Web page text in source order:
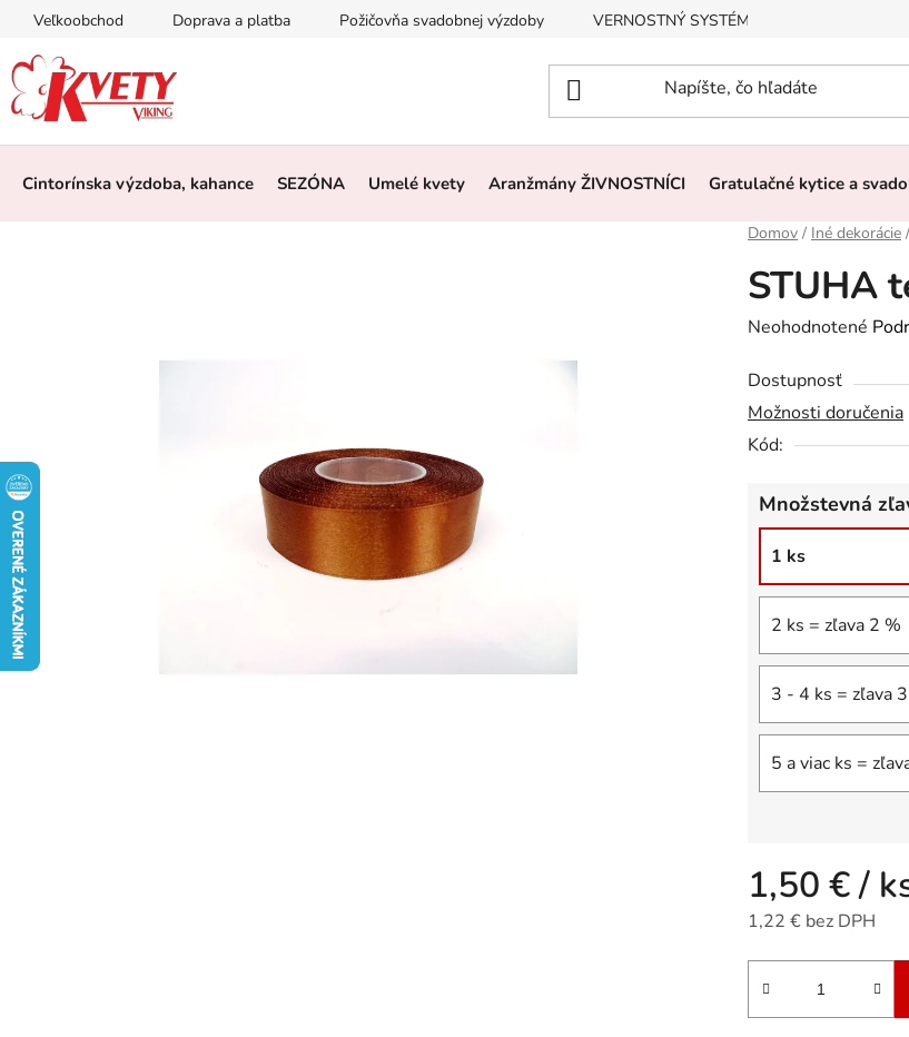
Prejsť
obsah
Veľkoobchod Doprava a platba Požičovňa svadobnej výzdoby VERNOSTNÝ SYSTÉM, ZĽAVY
Cintorínska výzdoba, kahance SEZÓNA Umelé kvety Aranžmány ŽIVNOSTNÍCI Gratulačné kytice a
Domov / Iné dekorácie /
STUHA
Priemerné
produktu
je
0,0
hviezdičiek.
Neohodnotené
Dostupnosť
Možnosti doručenia
Kód:
Množstevná
1 ks
2 ks = zľava 2 %
3 - 4 ks = zľava
5 a viac ks =
1,50 €/
1,22 € bez DPH
Jednotková cena: